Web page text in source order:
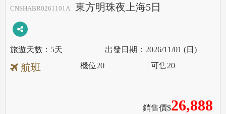
CNSHABR0261101A 東方明珠夜上海5日
5天 2026/11/01 (日)
航班
銷售價$26,888
機位20 可售20